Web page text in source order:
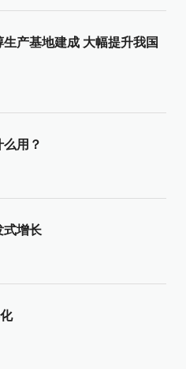
产基地建成 大幅提升我国
么用？
式增长